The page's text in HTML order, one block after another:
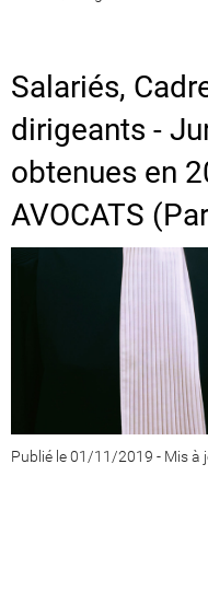
Salariés,
dirigeants -
obtenues en
AVOCATS
Publié le 01/11/2019 - Mis à